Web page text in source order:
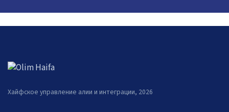
Хайфское управление алии и интеграции, 2026